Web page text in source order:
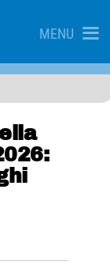
MENU